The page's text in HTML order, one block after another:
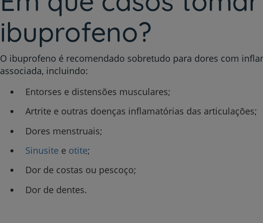
ibuprofeno?
O ibuprofeno é recomendado sobretudo para dores com
associada, incluindo:
Entorses e distensões musculares;
Artrite e outras doenças inflamatórias das articulações;
Dores menstruais;
Sinusite e otite;
Dor de costas ou pescoço;
Dor de dentes.